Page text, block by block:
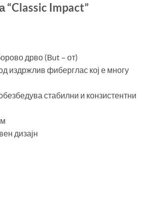
“Classic Impact”
дрво (But – от)
издржлив фиберглас кој е многу
обезбедува стабилни и конзистентни
дизајн